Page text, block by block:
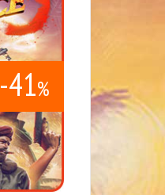
-41%